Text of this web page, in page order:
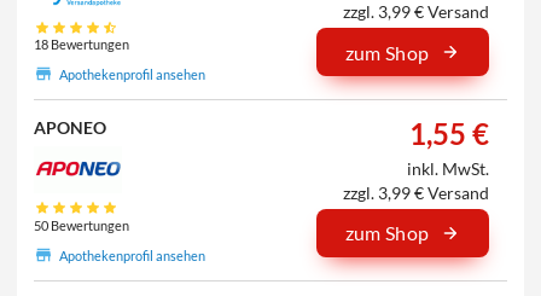
18 Bewertungen
Apothekenprofil ansehen
zzgl. 3,99 € Versand
zum Shop
APONEO
50 Bewertungen
Apothekenprofil ansehen
1,55 €
inkl. MwSt.
zzgl. 3,99 € Versand
zum Shop